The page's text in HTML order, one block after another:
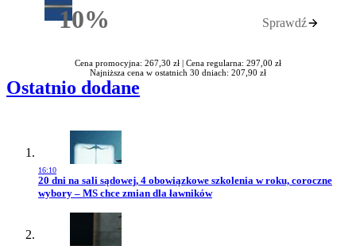
10%Rabatu Sprawdź
Cena promocyjna: 267,30 zł | Cena regularna: 297,00 zł
Najniższa cena w ostatnich 30 dniach: 207,90 zł
Ostatnio dodane
16:10
Przejdź do artykułu:
20 dni na sali sądowej, 4 obowiązkowe szkolenia w roku, coroczne
wybory – MS chce zmian dla ławników